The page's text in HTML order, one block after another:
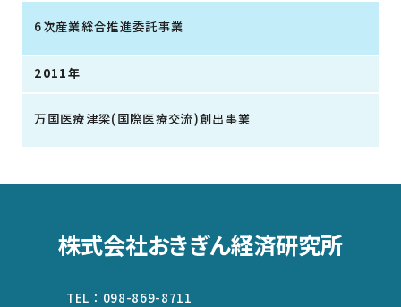
6次産業総合推進委託事業
2011年
万国医療津梁(国際医療交流)創出事業
株式会社おきぎん経済研究所
TEL： 098-869-8711